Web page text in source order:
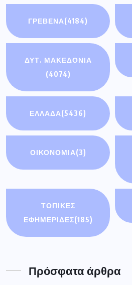
ΓΡΕΒΕΝΑ(4184)
ΔΥΤ. ΜΑΚΕΔΟΝΙΑ
(4074)
ΕΛΛΑΔΑ(5436)
ΟΙΚΟΝΟΜΊΑ(3)
ΤΟΠΙΚΕΣ
ΕΦΗΜΕΡΙΔΕΣ(185)
Πρόσφατα άρθρα